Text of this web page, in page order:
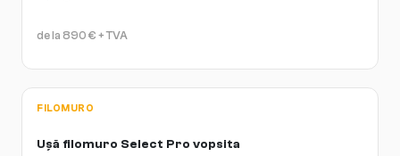
de la 890 € + TVA
FILOMURO
Ușă filomuro Select Pro vopsita